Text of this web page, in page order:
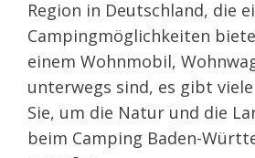
Region in Deutschland, die
Campingmöglichkeiten
einem Wohnmobil,
unterwegs sind, es gibt
Sie, um die Natur und die
beim Camping Baden-